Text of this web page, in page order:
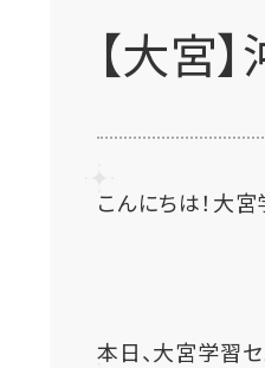
【大宮
こんにちは！大
本日、大宮学習